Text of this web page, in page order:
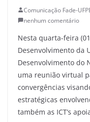
Comunicação Fade-
nenhum comentário
Nesta quarta-feira
Desenvolvimento da
Desenvolvimento do
uma reunião virtual
convergências
estratégicas
também as ICT’s